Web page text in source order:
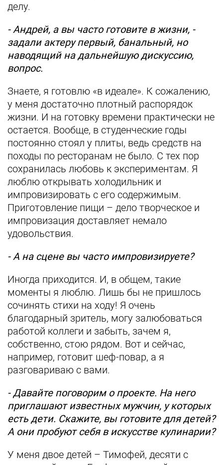
делу.
- Андрей, а вы часто готовите в жизни, -
задали актеру первый, банальный, но
наводящий на дальнейшую дискуссию,
вопрос.
Знаете, я готовлю «в идеале». К сожалению,
у меня достаточно плотный распорядок
жизни. И на готовку времени практически не
остается. Вообще, в студенческие годы
постоянно стоял у плиты, ведь средств на
походы по ресторанам не было. С тех пор
сохранилась любовь к экспериментам. Я
люблю открывать холодильник и
импровизировать с его содержимым.
Приготовление пищи – дело творческое и
импровизация доставляет немало
удовольствия.
- А на сцене вы часто импровизируете?
Иногда приходится. И, в общем, такие
моменты я люблю. Лишь бы не пришлось
сочинять стихи на ходу! Я очень
благодарный зритель, могу залюбоваться
работой коллеги и забыть, зачем я,
собственно, стою рядом. Вот и сейчас,
например, готовит шеф-повар, а я
разговариваю с вами.
- Давайте поговорим о проекте. На него
приглашают известных мужчин, у которых
есть дети. Скажите, вы готовите для детей?
А они пробуют себя в искусстве кулинарии?
У меня двое детей – Тимофей, десяти с